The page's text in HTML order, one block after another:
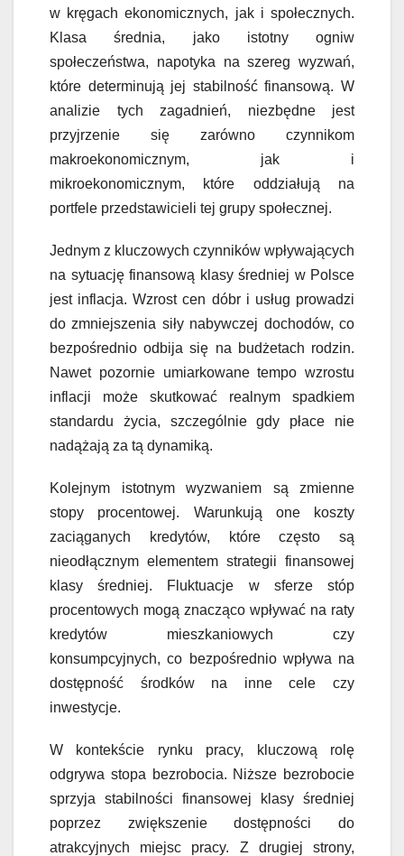
w kręgach ekonomicznych, jak i społecznych.
Klasa średnia, jako istotny ogniw
społeczeństwa, napotyka na szereg wyzwań,
które determinują jej stabilność finansową. W
analizie tych zagadnień, niezbędne jest
przyjrzenie się zarówno czynnikom
makroekonomicznym, jak i
mikroekonomicznym, które oddziałują na
portfele przedstawicieli tej grupy społecznej.
Jednym z kluczowych czynników wpływających
na sytuację finansową klasy średniej w Polsce
jest inflacja. Wzrost cen dóbr i usług prowadzi
do zmniejszenia siły nabywczej dochodów, co
bezpośrednio odbija się na budżetach rodzin.
Nawet pozornie umiarkowane tempo wzrostu
inflacji może skutkować realnym spadkiem
standardu życia, szczególnie gdy płace nie
nadążają za tą dynamiką.
Kolejnym istotnym wyzwaniem są zmienne
stopy procentowej. Warunkują one koszty
zaciąganych kredytów, które często są
nieodłącznym elementem strategii finansowej
klasy średniej. Fluktuacje w sferze stóp
procentowych mogą znacząco wpływać na raty
kredytów mieszkaniowych czy
konsumpcyjnych, co bezpośrednio wpływa na
dostępność środków na inne cele czy
inwestycje.
W kontekście rynku pracy, kluczową rolę
odgrywa stopa bezrobocia. Niższe bezrobocie
sprzyja stabilności finansowej klasy średniej
poprzez zwiększenie dostępności do
atrakcyjnych miejsc pracy. Z drugiej strony,